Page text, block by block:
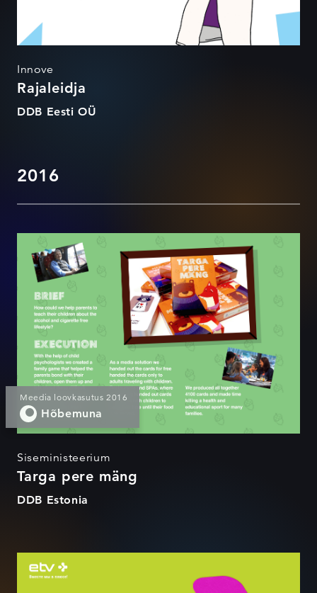
Innove
Rajaleidja
DDB Eesti OÜ
2016
Targa pere mäng
Meedia loovkasutus 2016
Hõbemuna
Siseministeerium
Targa pere mäng
DDB Estonia
etv+ visuaalne identiteet